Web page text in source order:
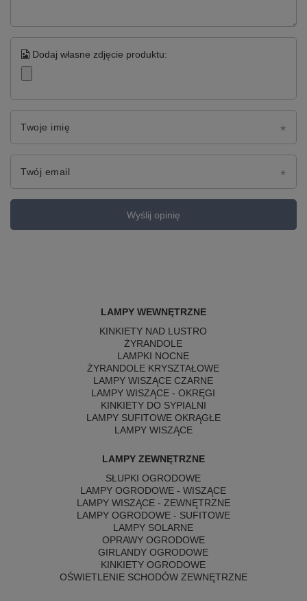
Dodaj własne zdjęcie produktu:
Twoje imię
Twój email
Wyślij opinię
LAMPY WEWNĘTRZNE
KINKIETY NAD LUSTRO
ŻYRANDOLE
LAMPKI NOCNE
ŻYRANDOLE KRYSZTAŁOWE
LAMPY WISZĄCE CZARNE
LAMPY WISZĄCE - OKRĘGI
KINKIETY DO SYPIALNI
LAMPY SUFITOWE OKRĄGŁE
LAMPY WISZĄCE
LAMPY ZEWNĘTRZNE
SŁUPKI OGRODOWE
LAMPY OGRODOWE - WISZĄCE
LAMPY WISZĄCE - ZEWNĘTRZNE
LAMPY OGRODOWE - SUFITOWE
LAMPY SOLARNE
OPRAWY OGRODOWE
GIRLANDY OGRODOWE
KINKIETY OGRODOWE
OŚWIETLENIE SCHODÓW ZEWNĘTRZNE